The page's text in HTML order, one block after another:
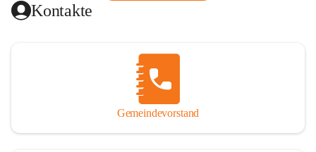
Kontakte
Gemeindevorstand